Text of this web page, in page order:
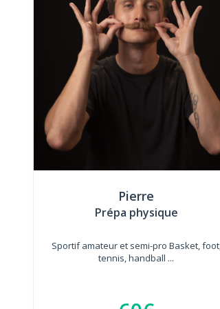
Pierre
Prépa physique
Sportif amateur et semi-pro Basket, foot,
tennis, handball ...